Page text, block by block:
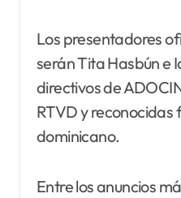
Los presentadores
serán Tita Hasbún e
directivos de
RTVD y reconocidas
dominicano.
Entre los anuncios